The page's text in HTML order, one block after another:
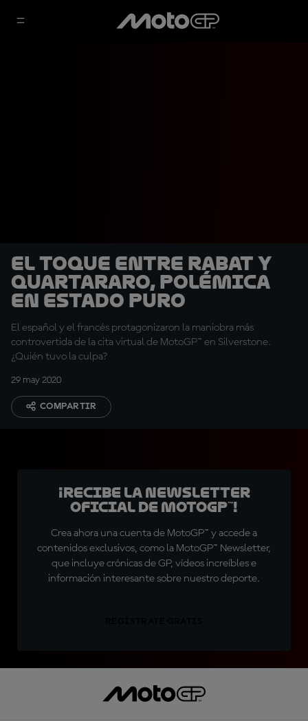
El toque entre Rabat y
Quartararo, polémica
en estado puro
El español y el francés protagonizaron la maniobra más
controvertida de la cita virtual de MotoGP™ en Silverstone.
¿Quién tuvo la culpa?
29 may 2020
COMPARTIR
¡Recibe la Newsletter
oficial de MotoGP™!
Crea ahora una cuenta de MotoGP™ y accede a
contenidos exclusivos, como la MotoGP™ Newsletter,
que incluye crónicas de GP, vídeos increíbles e
información interesante sobre nuestro deporte.